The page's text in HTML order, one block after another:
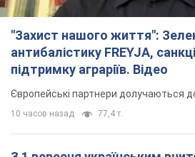
Одночасно з підвищенням зарплат
"Нам теж вони потрібні":
прохання Зеленського щодо
ракет для Patriot